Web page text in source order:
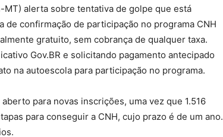
alerta sobre tentativa de golpe que está
confirmação de participação no programa CNH
gratuito, sem cobrança de qualquer taxa.
Gov.BR e solicitando pagamento antecipado
na autoescola para participação no programa.
para novas inscrições, uma vez que 1.516
para conseguir a CNH, cujo prazo é de um ano.